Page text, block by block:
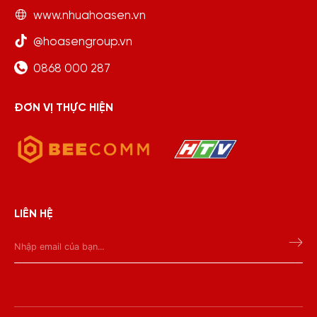
www.nhuahoasen.vn
@hoasengroup.vn
0868 000 287
ĐƠN VỊ THỰC HIỆN
LIÊN HỆ